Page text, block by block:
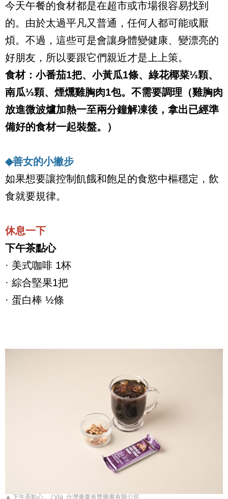
今天午餐的食材都是在超市或市場很容易找到
的。由於太過平凡又普通，任何人都可能或厭
煩。不過，這些可是會讓身體變健康、變漂亮的
好朋友，所以要跟它們親近才是上上策。
食材：小番茄1把、小黃瓜1條、綠花椰菜⅓顆、
南瓜⅓顆、煙燻雞胸肉1包。不需要調理（雞胸肉
放進微波爐加熱一至兩分鐘解凍後，拿出已經準
備好的食材一起裝盤。）
◆善女的小撇步
如果想要讓控制飢餓和飽足的食慾中樞穩定，飲
食就要規律。
休息一下
下午茶點心
· 美式咖啡 1杯
· 綜合堅果1把
· 蛋白棒 ½條
▲ 下午茶點心。 / Via 台灣廣廈有聲圖書有限公司